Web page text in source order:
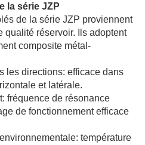
la série JZP
de la série JZP proviennent
qualité réservoir. Ils adoptent
composite métal-
les directions: efficace dans
et latérale.
fréquence de résonance
de fonctionnement efficace
température